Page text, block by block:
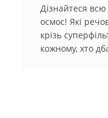
Дізнайтеся
осмос! Які
крізь
кожному, хто